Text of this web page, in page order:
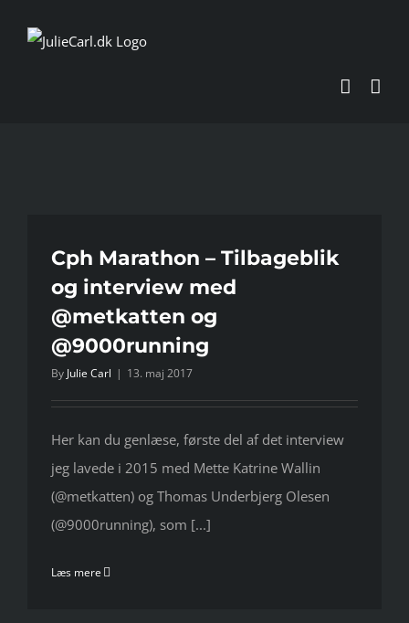
Cph Marathon – Tilbageblik
og interview med
@metkatten og
@9000running
By Julie Carl | 13. maj 2017
Her kan du genlæse, første del af det interview
jeg lavede i 2015 med Mette Katrine Wallin
(@metkatten) og Thomas Underbjerg Olesen
(@9000running), som [...]
Læs mere